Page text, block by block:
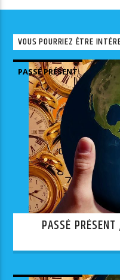
VOUS POURRIEZ ÊTRE
PASSÉ PRÉSENT
PASSÉ